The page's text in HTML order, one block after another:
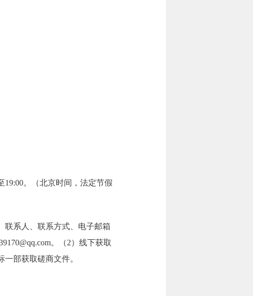
19:00。（北京时间，法定节假
联系人、联系方式、电子邮箱
。（2）线下获取
部获取磋商文件。